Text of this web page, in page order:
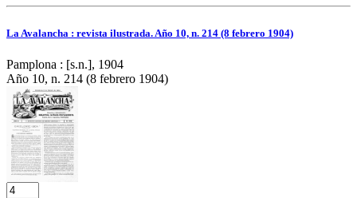
La Avalancha : revista ilustrada. Año 10, n. 214 (8 febrero 1904)
Pamplona : [s.n.], 1904
Año 10, n. 214 (8 febrero 1904)